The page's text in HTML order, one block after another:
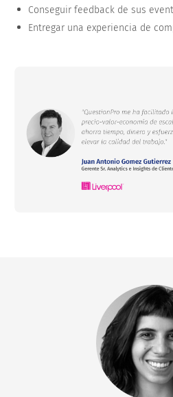
Conseguir feedback de sus
Entregar una experiencia de